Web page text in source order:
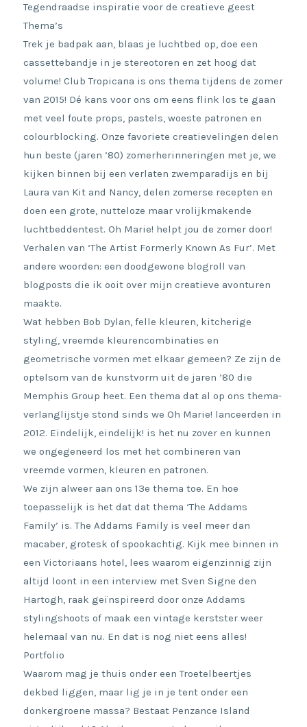
Tegendraadse inspiratie voor de creatieve geest
Thema’s
Trek je badpak aan, blaas je luchtbed op, doe een
cassettebandje in je stereotoren en zet hoog dat
volume! Club Tropicana is ons thema tijdens de zomer
van 2015! Dé kans voor ons om eens flink los te gaan
met veel foute props, pastels, woeste patronen en
colourblocking. Onze favoriete creatievelingen delen
hun beste (jaren ’80) zomerherinneringen met je, we
kijken binnen bij een verlaten zwemparadijs en bij
Laura van Kit and Nancy, delen zomerse recepten en
doen een grote, nutteloze maar vrolijkmakende
luchtbeddentest. Oh Marie! helpt jou de zomer door!
Verhalen van ‘The Artist Formerly Known As Fur’. Met
andere woorden: een doodgewone blogroll van
blogposts die ik ooit over mijn creatieve avonturen
maakte.
Wat hebben Bob Dylan, felle kleuren, kitcherige
styling, vreemde kleurencombinaties en
geometrische vormen met elkaar gemeen? Ze zijn de
optelsom van de kunstvorm uit de jaren ’80 die
Memphis Group heet. Een thema dat al op ons thema-
verlanglijstje stond sinds we Oh Marie! lanceerden in
2012. Eindelijk, eindelijk! is het nu zover en kunnen
we ongegeneerd los met het combineren van
vreemde vormen, kleuren en patronen.
We zijn alweer aan ons 13e thema toe. En hoe
toepasselijk is het dat dat thema ‘The Addams
Family’ is. The Addams Family is veel meer dan
macaber, grotesk of spookachtig. Kijk mee binnen in
een Victoriaans hotel, lees waarom eigenzinnig zijn
altijd loont in een interview met Sven Signe den
Hartogh, raak geïnspireerd door onze Addams
stylingshoots of maak een vintage kerstster weer
helemaal van nu. En dat is nog niet eens alles!
Portfolio
Waarom mag je thuis onder een Troetelbeertjes
dekbed liggen, maar lig je in je tent onder een
donkergroene massa? Bestaat Penzance Island